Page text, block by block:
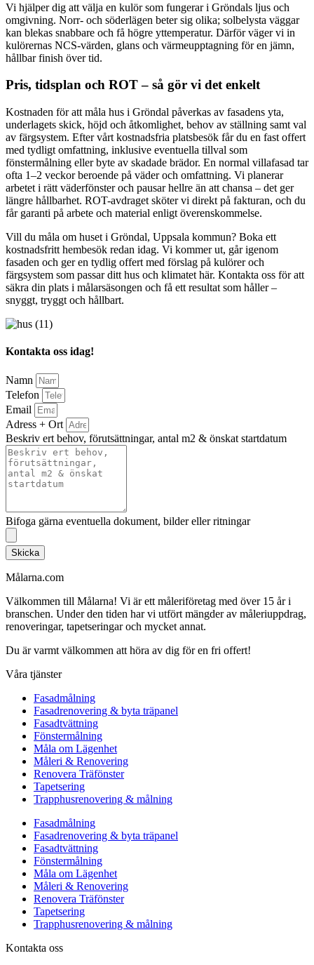
Vi hjälper dig att välja en kulör som fungerar i Gröndals ljus och
omgivning. Norr- och söderlägen beter sig olika; solbelysta väggar
kan blekas snabbare och få högre yttemperatur. Därför väger vi in
kulörernas NCS-värden, glans och värmeupptagning för en jämn,
hållbar finish över tid.
Pris, tidsplan och ROT – så gör vi det enkelt
Kostnaden för att måla hus i Gröndal påverkas av fasadens yta,
underlagets skick, höjd och åtkomlighet, behov av ställning samt val
av färgsystem. Efter vårt kostnadsfria platsbesök får du en fast offert
med tydligt omfattning, inklusive eventuella tillval som
fönstermålning eller byte av skadade brädor. En normal villafasad tar
ofta 1–2 veckor beroende på väder och omfattning. Vi planerar
arbetet i rätt väderfönster och pausar hellre än att chansa – det ger
längre hållbarhet. ROT-avdraget sköter vi direkt på fakturan, och du
får garanti på arbete och material enligt överenskommelse.
Vill du måla om huset i Gröndal, Uppsala kommun? Boka ett
kostnadsfritt hembesök redan idag. Vi kommer ut, går igenom
fasaden och ger en tydlig offert med förslag på kulörer och
färgsystem som passar ditt hus och klimatet här. Kontakta oss för att
säkra din plats i målar­säsongen och få ett resultat som håller –
snyggt, tryggt och hållbart.
Kontakta oss idag!
Namn
Telefon
Email
Adress + Ort
Beskriv ert behov, förutsättningar, antal m2 & önskat startdatum
Bifoga gärna eventuella dokument, bilder eller ritningar
Skicka
Målarna.com
Välkommen till Målarna! Vi är ett måleriföretag med över 15 år i
branschen. Under den tiden har vi utfört mängder av måleriuppdrag,
renoveringar, tapetseringar och mycket annat.
Du är varmt välkommen att höra av dig för en fri offert!
Våra tjänster
Fasadmålning
Fasadrenovering & byta träpanel
Fasadtvättning
Fönstermålning
Måla om Lägenhet
Måleri & Renovering
Renovera Träfönster
Tapetsering
Trapphusrenovering & målning
Fasadmålning
Fasadrenovering & byta träpanel
Fasadtvättning
Fönstermålning
Måla om Lägenhet
Måleri & Renovering
Renovera Träfönster
Tapetsering
Trapphusrenovering & målning
Kontakta oss